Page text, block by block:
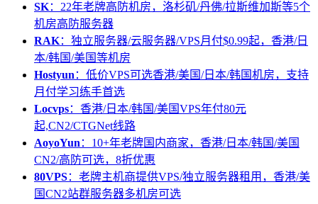
SK：22年老牌高防机房，洛杉矶/丹佛/拉斯维加斯等5个
机房高防服务器
RAK：独立服务器/云服务器/VPS月付$0.99起，香港/日
本/韩国/美国等机房
Hostyun ：低价VPS可选香港/美国/日本/韩国机房，支持
月付学习练手首选
Locvps：香港/日本/韩国/美国VPS年付80元
起,CN2/CTGNet线路
AoyoYun ：10+年老牌国内商家，香港/日本/韩国/美国
CN2/高防可选，8折优惠
80VPS：老牌主机商提供VPS/独立服务器租用，香港/美
国CN2站群服务器多机房可选